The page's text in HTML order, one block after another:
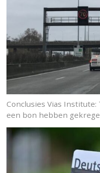
Conclusies Vias
een bon hebben